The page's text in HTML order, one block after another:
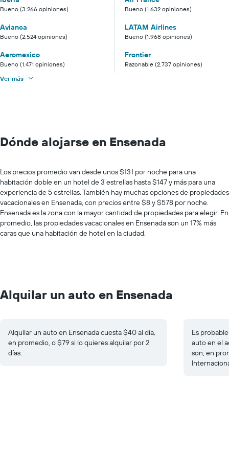
Bueno (3.266 opiniones) Bueno (1.632 opiniones)
Avianca
Bueno (2.524 opiniones)
LATAM Airlines
Bueno (1.968 opiniones)
Aeromexico
Bueno (1.471 opiniones)
Frontier
Razonable (2.737 opiniones)
Ver más
Dónde alojarse en Ensenada
Los precios promedio van desde unos $131 por noche para una
habitación doble en un hotel de 3 estrellas hasta $147 y más para una
experiencia de 5 estrellas. También hay muchas opciones de propiedades
vacacionales en Ensenada, con precios entre $8 y $578 por noche.
Ensenada es la zona con la mayor cantidad de propiedades para elegir. En
promedio, las propiedades vacacionales en Ensenada son un 17% más
caras que una habitación de hotel en la ciudad.
Alquilar un auto en Ensenada
Alquilar un auto en Ensenada cuesta $40 al día,
en promedio, o $79 si lo quieres alquilar por 2
días.
Es
auto en el
son, en